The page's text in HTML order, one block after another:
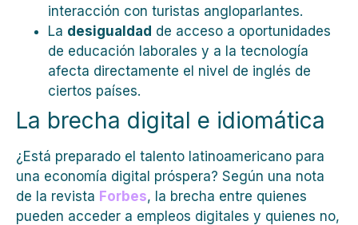
interacción con turistas angloparlantes.
La desigualdad de acceso a oportunidades
de educación laborales y a la tecnología
afecta directamente el nivel de inglés de
ciertos países.
La brecha digital e idiomática
¿Está preparado el talento latinoamericano para
una economía digital próspera? Según una nota
de la revista Forbes, la brecha entre quienes
pueden acceder a empleos digitales y quienes no,